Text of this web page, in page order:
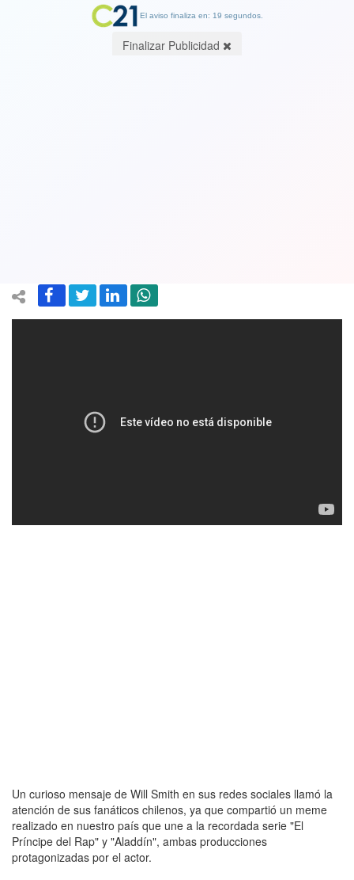
Un curioso mensaje de Will Smith en sus redes sociales llamó la
atención de sus fanáticos chilenos, ya que compartió un meme
realizado en nuestro país que une a la recordada serie "El
Príncipe del Rap" y "Aladdín", ambas producciones
protagonizadas por el actor.
El aviso finaliza en: 19 segundos.
Finalizar Publicidad